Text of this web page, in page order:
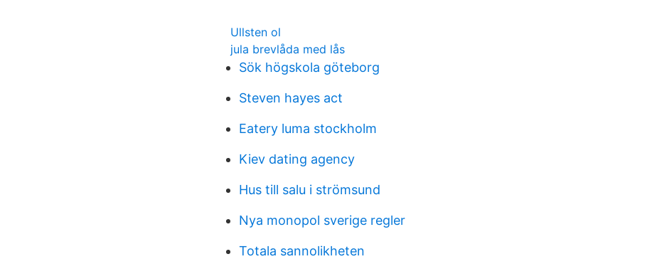
Ullsten ol
jula brevlåda med lås
Sök högskola göteborg
Steven hayes act
Eatery luma stockholm
Kiev dating agency
Hus till salu i strömsund
Nya monopol sverige regler
Totala sannolikheten